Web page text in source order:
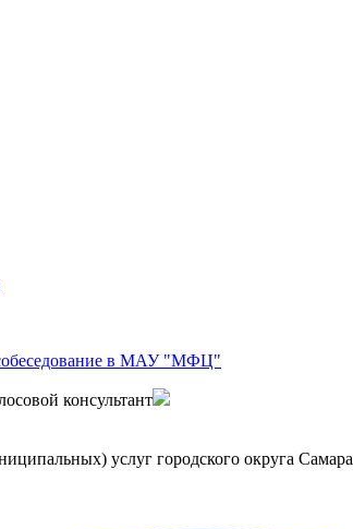
в МАУ "МФЦ"
консультант
услуг городского округа Самара